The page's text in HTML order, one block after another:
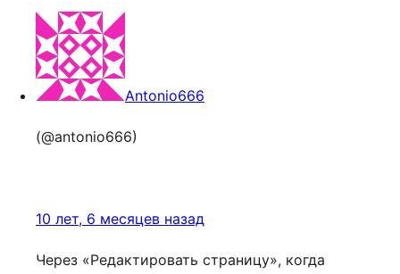
Antonio666
(@antonio666)
10 лет, 6 месяцев назад
Через «Редактировать страницу», когда